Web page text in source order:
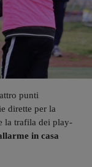
punti
dirette per la
la trafila dei play-
in casa